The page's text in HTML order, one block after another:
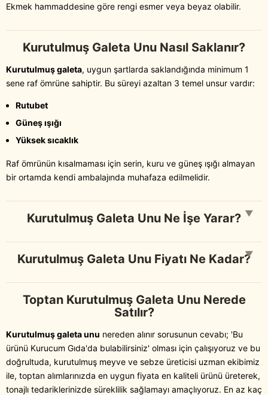
Ekmek hammaddesine göre rengi esmer veya beyaz olabilir.
Kurutulmuş Galeta Unu Nasıl Saklanır?
Kurutulmuş galeta, uygun şartlarda saklandığında minimum 1
sene raf ömrüne sahiptir. Bu süreyi azaltan 3 temel unsur vardır:
Rutubet
Güneş ışığı
Yüksek sıcaklık
Raf ömrünün kısalmaması için serin, kuru ve güneş ışığı almayan
bir ortamda kendi ambalajında muhafaza edilmelidir.
Kurutulmuş Galeta Unu Ne İşe Yarar? ▼
Kurutulmuş Galeta Unu Fiyatı Ne Kadar?
▼
Toptan Kurutulmuş Galeta Unu Nerede
Satılır?
Kurutulmuş galeta unu nereden alınır sorusunun cevabı; 'Bu
ürünü Kurucum Gıda'da bulabilirsiniz' olması için çalışıyoruz ve bu
doğrultuda, kurutulmuş meyve ve sebze üreticisi uzman ekibimiz
ile, toptan alımlarınızda en uygun fiyata en kaliteli ürünü üreterek,
tonajlı tedariklerinizde süreklilik sağlamayı amaçlıyoruz. En az kaç